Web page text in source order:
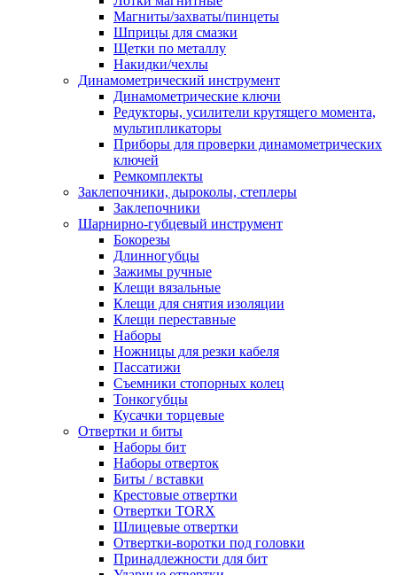
Магниты/захваты/пинцеты
Шприцы для смазки
Щетки по металлу
Накидки/чехлы
Динамометрический инструмент
Динамометрические ключи
Редукторы, усилители крутящего момента,
мультипликаторы
Приборы для проверки динамометрических
ключей
Ремкомплекты
Заклепочники, дыроколы, степлеры
Заклепочники
Шарнирно-губцевый инструмент
Бокорезы
Длинногубцы
Зажимы ручные
Клещи вязальные
Клещи для снятия изоляции
Клещи переставные
Наборы
Ножницы для резки кабеля
Пассатижи
Съемники стопорных колец
Тонкогубцы
Кусачки торцевые
Отвертки и биты
Наборы бит
Наборы отверток
Биты / вставки
Крестовые отвертки
Отвертки TORX
Шлицевые отвертки
Отвертки-воротки под головки
Принадлежности для бит